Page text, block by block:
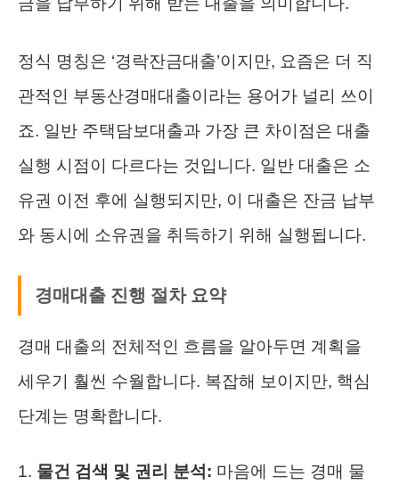
정식 명칭은 ‘경락잔금대출’이지만, 요즘은 더 직
관적인 부동산경매대출이라는 용어가 널리 쓰이
죠. 일반 주택담보대출과 가장 큰 차이점은 대출
실행 시점이 다르다는 것입니다. 일반 대출은 소
유권 이전 후에 실행되지만, 이 대출은 잔금 납부
와 동시에 소유권을 취득하기 위해 실행됩니다.
경매대출 진행 절차 요약
경매 대출의 전체적인 흐름을 알아두면 계획을
세우기 훨씬 수월합니다. 복잡해 보이지만, 핵심
단계는 명확합니다.
물건 검색 및 권리 분석: 마음에 드는 경매 물